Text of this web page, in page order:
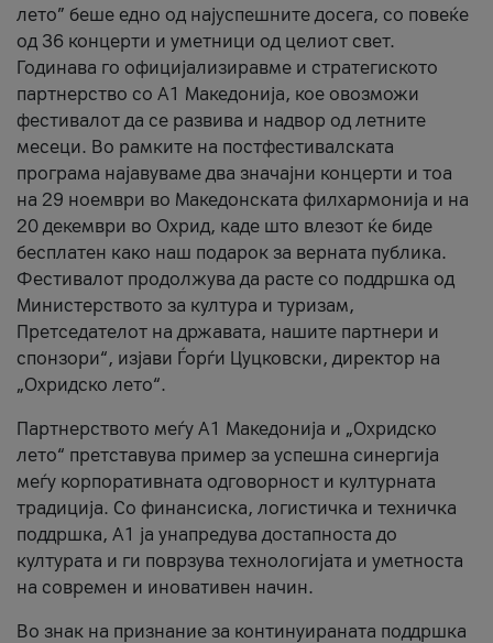
лето” беше едно од најуспешните досега, со повеќе
од 36 концерти и уметници од целиот свет.
Годинава го официјализиравме и стратегиското
партнерство со А1 Македонија, кое овозможи
фестивалот да се развива и надвор од летните
месеци. Во рамките на постфестивалската
програма најавуваме два значајни концерти и тоа
на 29 ноември во Македонската филхармонија и на
20 декември во Охрид, каде што влезот ќе биде
бесплатен како наш подарок за верната публика.
Фестивалот продолжува да расте со поддршка од
Министерството за култура и туризам,
Претседателот на државата, нашите партнери и
спонзори“, изјави Ѓорѓи Цуцковски, директор на
„Охридско лето“.
Партнерството меѓу A1 Македонија и „Охридско
лето“ претставува пример за успешна синергија
меѓу корпоративната одговорност и културната
традиција. Со финансиска, логистичка и техничка
поддршка, A1 ја унапредува достапноста до
културата и ги поврзува технологијата и уметноста
на современ и иновативен начин.
Во знак на признание за континуираната поддршка